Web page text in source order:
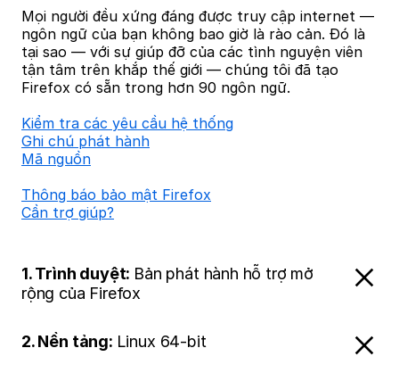
Mọi người đều xứng đáng được truy cập internet —
ngôn ngữ của bạn không bao giờ là rào cản. Đó là
tại sao — với sự giúp đỡ của các tình nguyện viên
tận tâm trên khắp thế giới — chúng tôi đã tạo
Firefox có sẵn trong hơn 90 ngôn ngữ.
Kiểm tra các yêu cầu hệ thống
Ghi chú phát hành
Mã nguồn
Thông báo bảo mật Firefox
Cần trợ giúp?
1. Trình duyệt: Bản phát hành hỗ trợ mở
rộng của Firefox
2. Nền tảng: Linux 64-bit